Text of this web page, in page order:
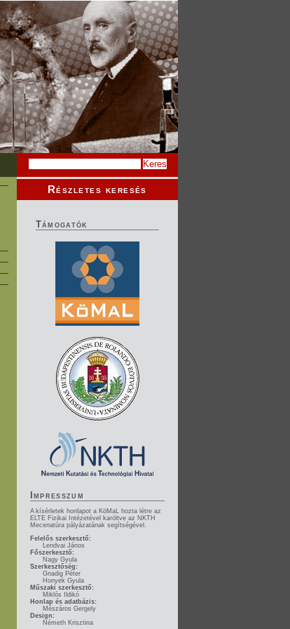
Részletes keresés
Támogatók
Impresszum
A kísérletek honlapot a KöMaL hozta létre az
ELTE Fizikai Intézetével karöltve az NKTH
Mecenatúra pályázatának segítségével.
Felelős szerkesztő:
Lendvai János
Főszerkesztő:
Nagy Gyula
Szerkesztőség:
Gnadig Péter
Honyek Gyula
Műszaki szerkesztő:
Miklós Ildikó
Honlap és adatbázis:
Mészáros Gergely
Design:
Németh Krisztina